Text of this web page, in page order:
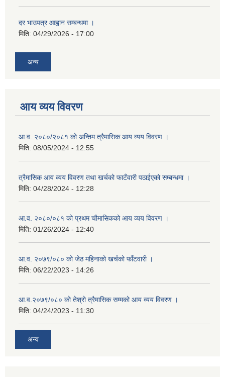
दर भाउपत्र आह्वान सम्बन्धमा ।
मिति: 04/29/2026 - 17:00
अन्य
आय व्यय विवरण
आ.व. २०८०/२०८१ को अन्तिम त्रैमासिक आय व्यय विवरण ।
मिति: 08/05/2024 - 12:55
त्रैमासिक आय व्यय विवरण तथा खर्चको फाटँवारी पठाईएको सम्बन्धमा ।
मिति: 04/28/2024 - 12:28
आ.व. २०८०/०८१ को प्रथम चौमासिकको आय व्यय विवरण ।
मिति: 01/26/2024 - 12:40
आ.व. २०७९/०८० को जेठ महिनाको खर्चको फाँटवारी ।
मिति: 06/22/2023 - 14:26
आ.व.२०७९/०८० को तेश्रो त्रैमासिक सम्मको आय व्यय विवरण ।
मिति: 04/24/2023 - 11:30
अन्य